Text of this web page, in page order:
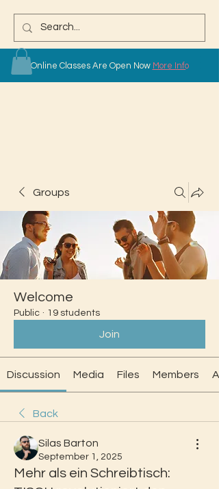
Online Classes Are Open Now More Info
Groups
Welcome
Public · 19 students
Join
Discussion Media Files Members
Back
Silas Barton
September 1, 2025
Mehr als ein Schreibtisch: